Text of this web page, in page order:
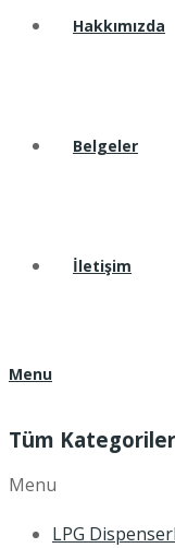
Hakkımızda
Belgeler
İletişim
Menu
Tüm Kategoriler
Menu
LPG